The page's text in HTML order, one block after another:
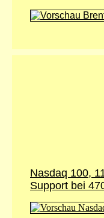
Nasdaq 100,
Support bei